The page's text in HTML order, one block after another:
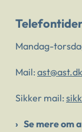
Mandag-
Mail: ast@ast.dk
Sikker mail:
Se mere om